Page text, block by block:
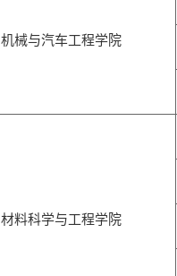
机械与汽车工程学院
材料科学与工程学院